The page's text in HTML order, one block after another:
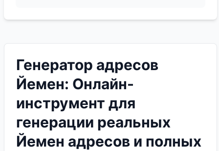
Генератор адресов
Йемен: Онлайн-
инструмент для
генерации реальных
Йемен адресов и полных